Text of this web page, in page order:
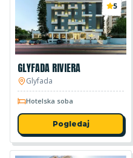
5
GLYFADA RIVIERA
Glyfada
Hotelska soba
Pogledaj